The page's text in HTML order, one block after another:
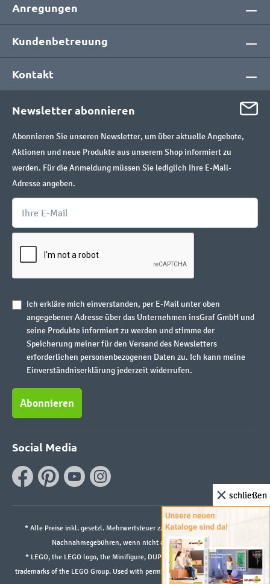
Anregungen
Kundenbetreuung
Kontakt
Newsletter abonnieren
Abonnieren Sie unseren Newsletter, um über aktuelle Angebote,
Aktionen und neue Produkte aus unserem Shop informiert zu
werden. Für die Anmeldung müssen Sie lediglich Ihre E-Mail-
Adresse angeben.
Ich erkläre mich einverstanden, per E-Mail unter oben
angegebener Adresse über das Unternehmen insGraf GmbH und
seine Produkte informiert zu werden und stimme der
Speicherung meiner für den Versand des Newsletters
erforderlichen personenbezogenen Daten zu. Ich kann meine
Einverständniserklärung jederzeit widerrufen.
Abonnieren
Social Media
* Alle Preise inkl. gesetzl. Mehrwertsteuer zzgl.Versandkostenund ggf.
Nachnahmegebühren, wenn nicht anders angegeben.
* LEGO, the LEGO logo, the Minifigure, DUPLO, and the SPIKE logo are
trademarks of the LEGO Group. Used with permission. ©2026 The LEGO Group
schließen